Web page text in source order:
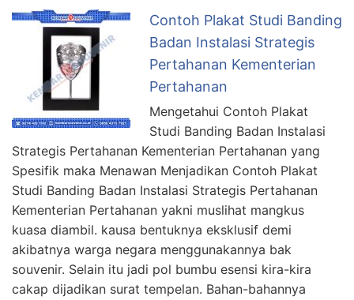
Contoh Plakat Studi Banding
Badan Instalasi Strategis
Pertahanan Kementerian
Pertahanan
Mengetahui Contoh Plakat
Studi Banding Badan Instalasi
Strategis Pertahanan Kementerian Pertahanan yang
Spesifik maka Menawan Menjadikan Contoh Plakat
Studi Banding Badan Instalasi Strategis Pertahanan
Kementerian Pertahanan yakni muslihat mangkus
kuasa diambil. kausa bentuknya eksklusif demi
akibatnya warga negara menggunakannya bak
souvenir. Selain itu jadi pol bumbu esensi kira-kira
cakap dijadikan surat tempelan. Bahan-bahannya